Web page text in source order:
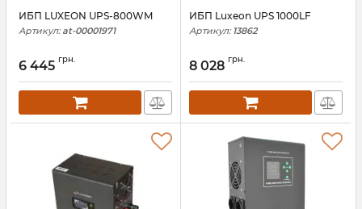
ИБП LUXEON UPS-800WM
Артикул: at-00001971
6 445 грн.
ИБП Luxeon UPS 1000LF
Артикул: 13862
8 028 грн.